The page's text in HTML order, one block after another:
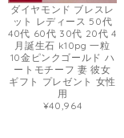
ダイヤモンド ブレスレ
ット レディース 50代
40代 60代 30代 20代 4
月誕生石 k10pg 一粒
10金ピンクゴールド ハ
ートモチーフ 妻 彼女
ギフト プレゼント 女性
用
¥40,964